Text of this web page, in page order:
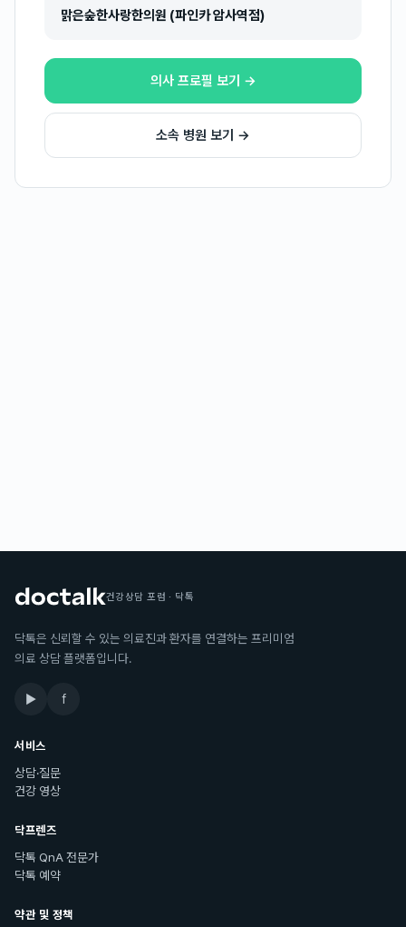
맑은숲한사랑한의원 (파인카 암사역점)
의사 프로필 보기 →
소속 병원 보기 →
건강상담 포럼 · 닥톡
닥톡은 신뢰할 수 있는 의료진과 환자를 연결하는 프리미엄
의료 상담 플랫폼입니다.
▶ f
서비스
상담·질문
건강 영상
닥프렌즈
닥톡 QnA 전문가
닥톡 예약
약관 및 정책